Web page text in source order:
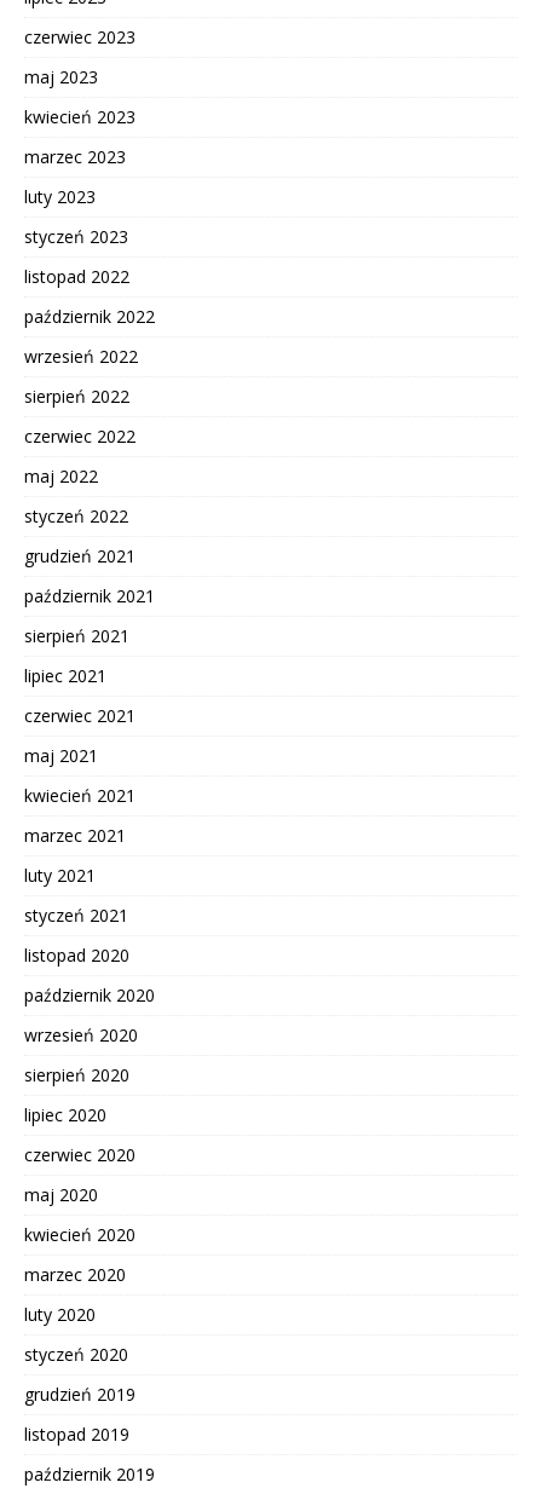
czerwiec 2023
maj 2023
kwiecień 2023
marzec 2023
luty 2023
styczeń 2023
listopad 2022
październik 2022
wrzesień 2022
sierpień 2022
czerwiec 2022
maj 2022
styczeń 2022
grudzień 2021
październik 2021
sierpień 2021
lipiec 2021
czerwiec 2021
maj 2021
kwiecień 2021
marzec 2021
luty 2021
styczeń 2021
listopad 2020
październik 2020
wrzesień 2020
sierpień 2020
lipiec 2020
czerwiec 2020
maj 2020
kwiecień 2020
marzec 2020
luty 2020
styczeń 2020
grudzień 2019
listopad 2019
październik 2019